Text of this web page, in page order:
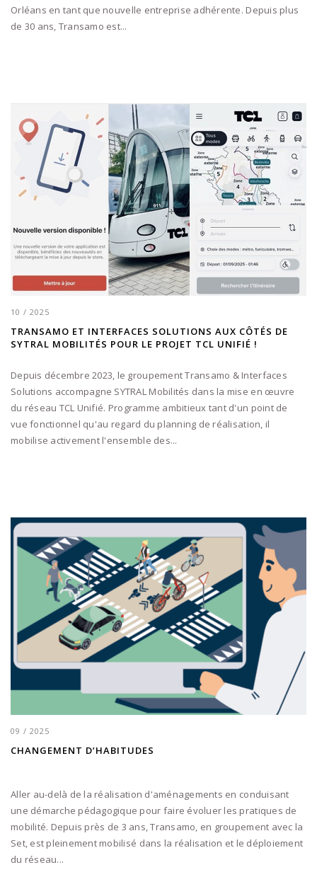
Orléans en tant que nouvelle entreprise adhérente. Depuis plus
de 30 ans, Transamo est...
10 / 2025
TRANSAMO ET INTERFACES SOLUTIONS AUX CÔTÉS DE
SYTRAL MOBILITÉS POUR LE PROJET TCL UNIFIÉ !
Depuis décembre 2023, le groupement Transamo & Interfaces
Solutions accompagne SYTRAL Mobilités dans la mise en œuvre
du réseau TCL Unifié. Programme ambitieux tant d'un point de
vue fonctionnel qu'au regard du planning de réalisation, il
mobilise activement l'ensemble des...
09 / 2025
CHANGEMENT D’HABITUDES
Aller au-delà de la réalisation d'aménagements en conduisant
une démarche pédagogique pour faire évoluer les pratiques de
mobilité. Depuis près de 3 ans, Transamo, en groupement avec la
Set, est pleinement mobilisé dans la réalisation et le déploiement
du réseau...